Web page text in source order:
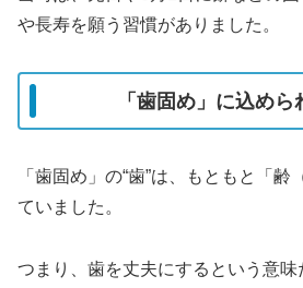
や長寿を願う習慣がありました。
「歯固め」に込めら
「歯固め」の“歯”は、もともと「
ていました。
つまり、歯を丈夫にするという意味